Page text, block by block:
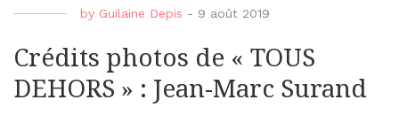
by Guilaine Depis - 9 août 2019
Crédits photos de « TOUS
DEHORS » : Jean-Marc Surand